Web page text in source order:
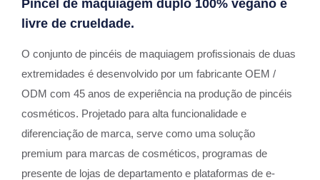
Pincel de maquiagem duplo 100% vegano e
livre de crueldade.
O conjunto de pincéis de maquiagem profissionais de duas
extremidades é desenvolvido por um fabricante OEM /
ODM com 45 anos de experiência na produção de pincéis
cosméticos. Projetado para alta funcionalidade e
diferenciação de marca, serve como uma solução
premium para marcas de cosméticos, programas de
presente de lojas de departamento e plataformas de e-